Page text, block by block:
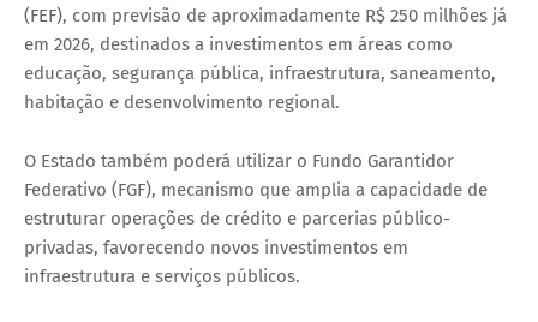
(FEF), com previsão de aproximadamente R$ 250 milhões já
em 2026, destinados a investimentos em áreas como
educação, segurança pública, infraestrutura, saneamento,
habitação e desenvolvimento regional.
O Estado também poderá utilizar o Fundo Garantidor
Federativo (FGF), mecanismo que amplia a capacidade de
estruturar operações de crédito e parcerias público-
privadas, favorecendo novos investimentos em
infraestrutura e serviços públicos.